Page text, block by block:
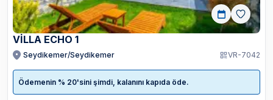
VİLLA ECHO 1
Seydikemer/Seydikemer VR-7042
Ödemenin % 20'sini şimdi, kalanını kapıda öde.